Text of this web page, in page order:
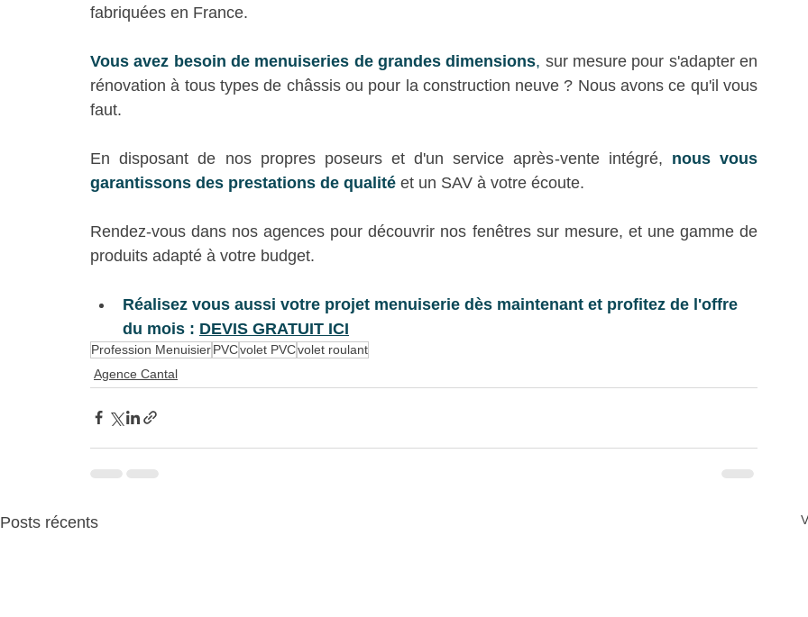
fabriquées en France.
Vous avez besoin de menuiseries de grandes dimensions, sur mesure pour s'adapter en
rénovation à tous types de châssis ou pour la construction neuve ? Nous avons ce qu'il vous
faut.
En disposant de nos propres poseurs et d'un service après-vente intégré, nous vous
garantissons des prestations de qualité et un SAV à votre écoute.
Rendez-vous dans nos agences pour découvrir nos fenêtres sur mesure, et une gamme de
produits adapté à votre budget.
Réalisez vous aussi votre projet menuiserie dès maintenant et profitez de l'offre
du mois : DEVIS GRATUIT ICI
Profession MenuisierPVCvolet PVCvolet roulant
Agence Cantal
Posts récents